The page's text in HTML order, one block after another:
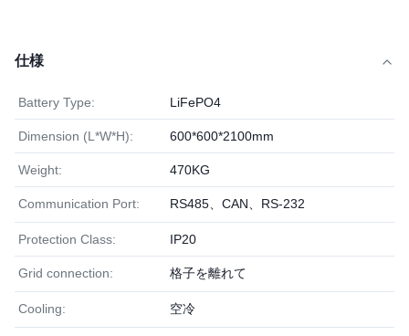
仕様
Battery Type: LiFePO4
Dimension (L*W*H): 600*600*2100mm
Weight: 470KG
Communication Port: RS485、CAN、RS-232
Protection Class: IP20
Grid connection: 格子を離れて
Cooling: 空冷